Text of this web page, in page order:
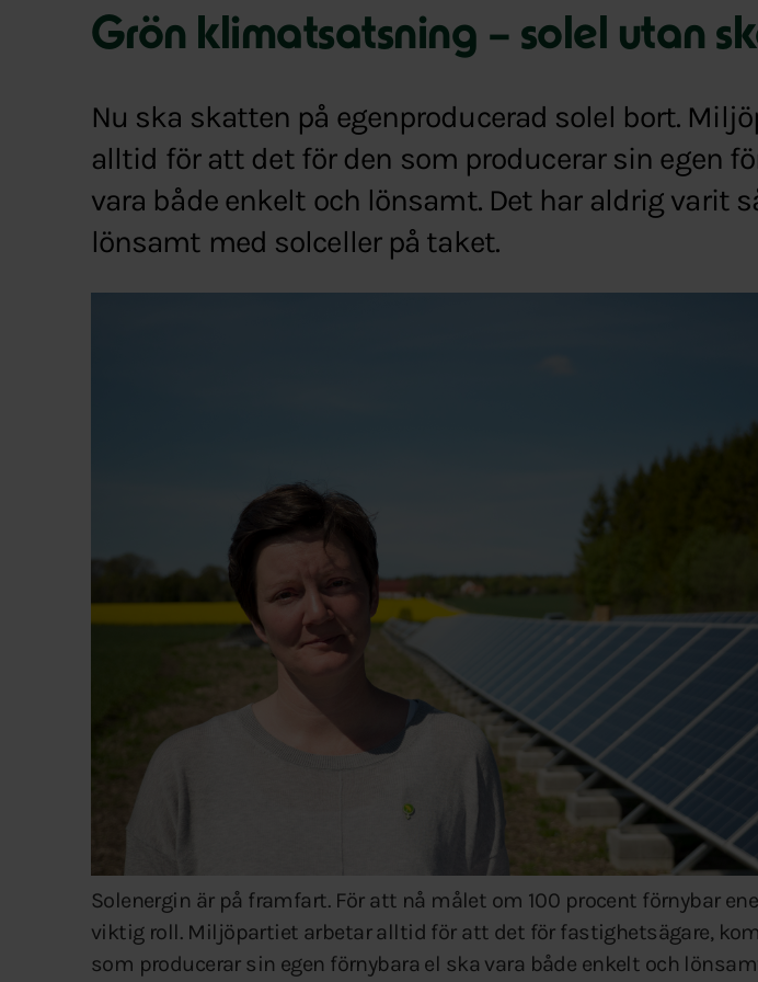
Grön klimatsatsning – solel utan
Nu ska skatten på egenproducerad solel bort.
alltid för att det för den som producerar sin egen
vara både enkelt och lönsamt. Det har aldrig varit
lönsamt med solceller på taket.
Solenergin är på framfart. För att nå målet om 100 procent förnybar
viktig roll. Miljöpartiet arbetar alltid för att det för fastighetsägare,
som producerar sin egen förnybara el ska vara både enkelt och